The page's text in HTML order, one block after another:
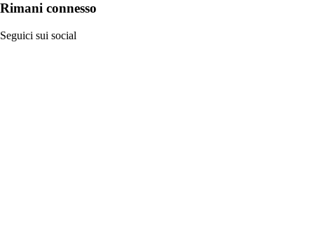
Rimani connesso
Seguici sui social